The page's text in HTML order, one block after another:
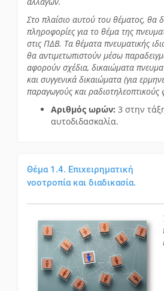
Στο πλαίσιο αυτού του θέματος, θα
πληροφορίες για το θέμα της
στις ΠΔΒ. Τα θέματα πνευματικής
θα αντιμετωπιστούν μέσω
αφορούν σχέδια, δικαιώματα
και συγγενικά δικαιώματα (για
παραγωγούς και ραδιοτηλεοπτικούς
Αριθμός ωρών: 3 στην
αυτοδιδασκαλία.
Θέμα 1.4. Επιχειρηματική
νοοτροπία και διαδικασία.